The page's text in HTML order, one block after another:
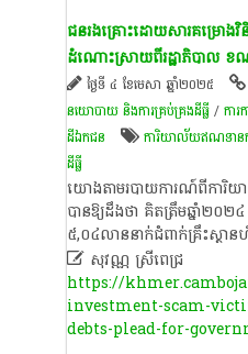
ជនរងគ្រោះដោយសារគម្រោង​វិ
ដំណោះស្រាយពី​រដ្ឋាភិបាល
ថ្ងៃទី ៤ ខែមេសា ឆ្នាំ២០២៥
នយោបាយ និង​ការគ្រប់គ្រង​ដីធ្លី/ការ
ដីឯកជន
ការិយាល័យ​ឥណទាន​ក
ដីធ្លី
យោងតាមរបាយការណ៍ពីការិ
បានឱ្យដឹងថា គិតត្រឹមឆ្នាំ២០២
៥,០៤លាននាក់ជំពាក់គ្រឹះស្ថានហិ
សុវណ្ណ ស្រីពេជ្រ
https://
investment-scam-
debts-plead-for-